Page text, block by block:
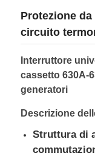
Casa.
Protezione
circuito
Interruttore
cassetto 630A-
generatori
Descrizione
Struttura di